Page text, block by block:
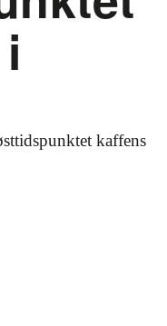
kaffens